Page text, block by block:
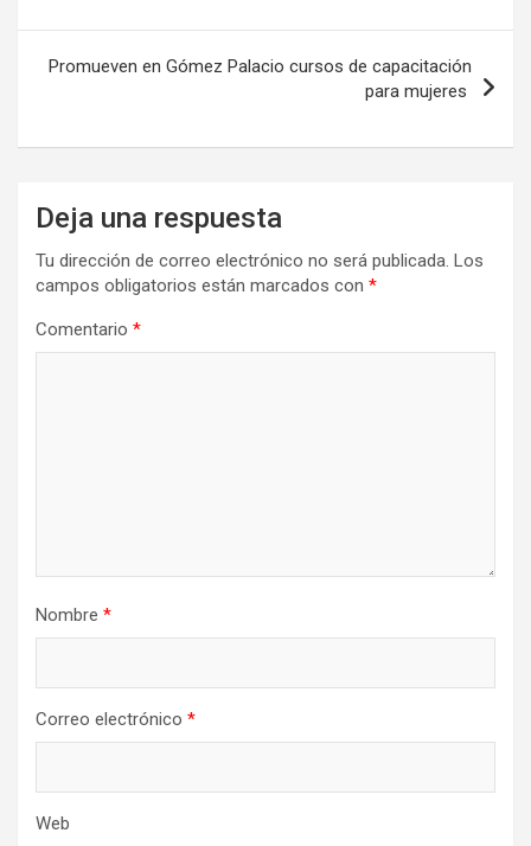
Promueven en Gómez Palacio cursos de capacitación
para mujeres
Deja una respuesta
Tu dirección de correo electrónico no será publicada. Los
campos obligatorios están marcados con *
Comentario *
Nombre *
Correo electrónico *
Web